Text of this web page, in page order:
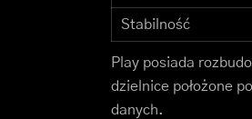
Stabilność
Play posiada
dzielnice położone
danych.